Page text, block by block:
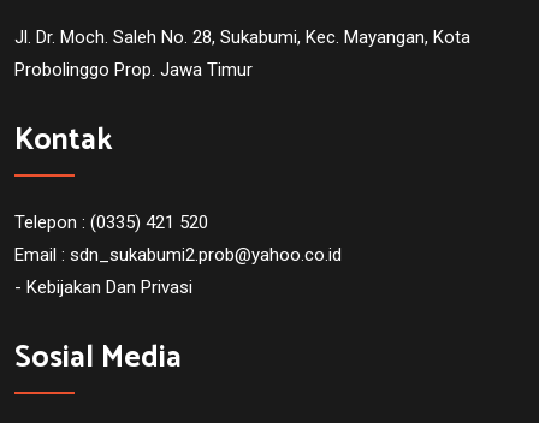
Jl. Dr. Moch. Saleh No. 28, Sukabumi, Kec. Mayangan, Kota
Probolinggo Prop. Jawa Timur
Kontak
Telepon : (0335) 421 520
Email : sdn_sukabumi2.prob@yahoo.co.id
- Kebijakan Dan Privasi
Sosial Media